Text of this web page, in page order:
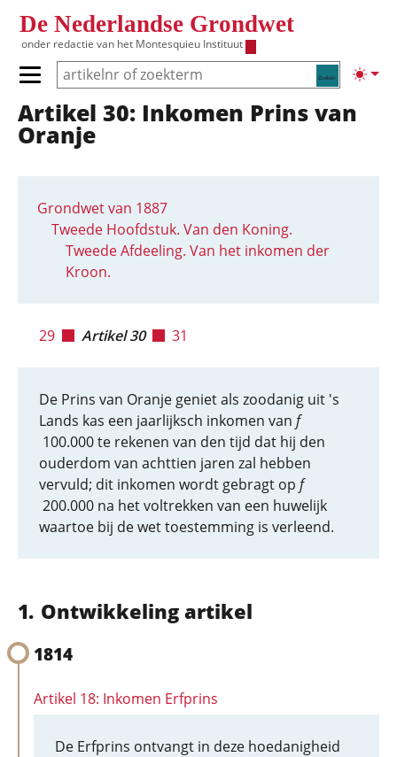
De Nederlandse Grondwet
onder redactie van het Montesquieu Instituut
Zoeken
Primair menu tonen/verbergen
Hoofdnavigatie
Artikel 30: Inkomen Prins van
Oranje
Grondwet van 1887
Tweede Hoofdstuk. Van den Koning.
Tweede Afdeeling. Van het inkomen der
Kroon.
29 Artikel 30 31
De Prins van Oranje geniet als zoodanig uit 's
Lands kas een jaarlijksch inkomen van f
100.000 te rekenen van den tijd dat hij den
ouderdom van achttien jaren zal hebben
vervuld; dit inkomen wordt gebragt op f
200.000 na het voltrekken van een huwelijk
waartoe bij de wet toestemming is verleend.
Ontwikkeling artikel
1814
Artikel 18: Inkomen Erfprins
De Erfprins ontvangt in deze hoedanigheid